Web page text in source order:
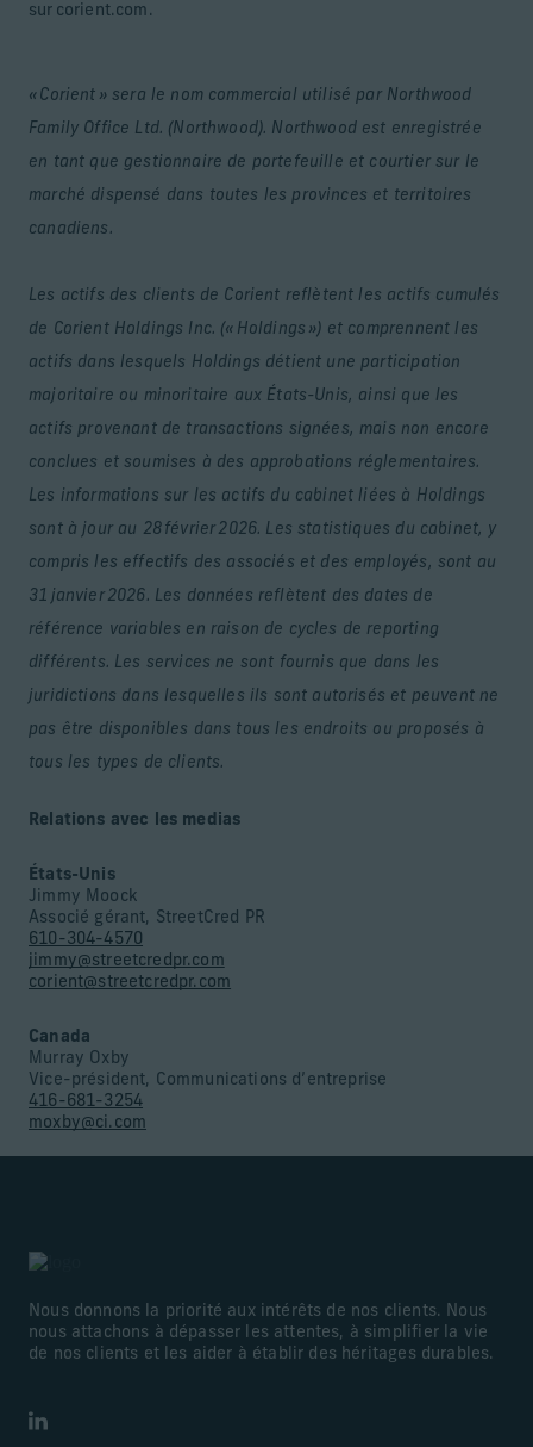
sur corient.com.
« Corient » sera le nom commercial utilisé par Northwood
Family Office Ltd. (Northwood). Northwood est enregistrée
en tant que gestionnaire de portefeuille et courtier sur le
marché dispensé dans toutes les provinces et territoires
canadiens.
Les actifs des clients de Corient reflètent les actifs cumulés
de Corient Holdings Inc. (« Holdings ») et comprennent les
actifs dans lesquels Holdings détient une participation
majoritaire ou minoritaire aux États-Unis, ainsi que les
actifs provenant de transactions signées, mais non encore
conclues et soumises à des approbations réglementaires.
Les informations sur les actifs du cabinet liées à Holdings
sont à jour au 28 février 2026. Les statistiques du cabinet, y
compris les effectifs des associés et des employés, sont au
31 janvier 2026. Les données reflètent des dates de
référence variables en raison de cycles de reporting
différents. Les services ne sont fournis que dans les
juridictions dans lesquelles ils sont autorisés et peuvent ne
pas être disponibles dans tous les endroits ou proposés à
tous les types de clients.
Relations avec les medias
États-Unis
Jimmy Moock
Associé gérant, StreetCred PR
610-304-4570
jimmy@streetcredpr.com
corient@streetcredpr.com
Canada
Murray Oxby
Vice-président, Communications d’entreprise
416-681-3254
moxby@ci.com
Nous donnons la priorité aux intérêts de nos clients. Nous
nous attachons à dépasser les attentes, à simplifier la vie
de nos clients et les aider à établir des héritages durables.
LinkedIn